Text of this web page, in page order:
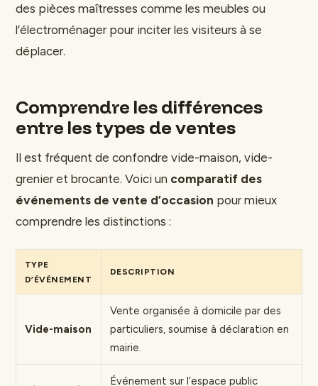
des pièces maîtresses comme les meubles ou
l’électroménager pour inciter les visiteurs à se
déplacer.
Comprendre les différences
entre les types de ventes
Il est fréquent de confondre vide-maison, vide-
grenier et brocante. Voici un comparatif des
événements de vente d’occasion pour mieux
comprendre les distinctions :
TYPE
D’ÉVÉNEMENT
DESCRIPTION
Vide-maison
Vente organisée à domicile par des
particuliers, soumise à déclaration en
mairie.
Événement sur l’espace public